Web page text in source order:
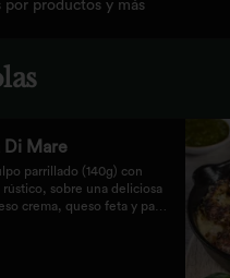
por productos y más
Di Mare
parrillado (140g) con
sobre una deliciosa
crema, queso feta y papa.